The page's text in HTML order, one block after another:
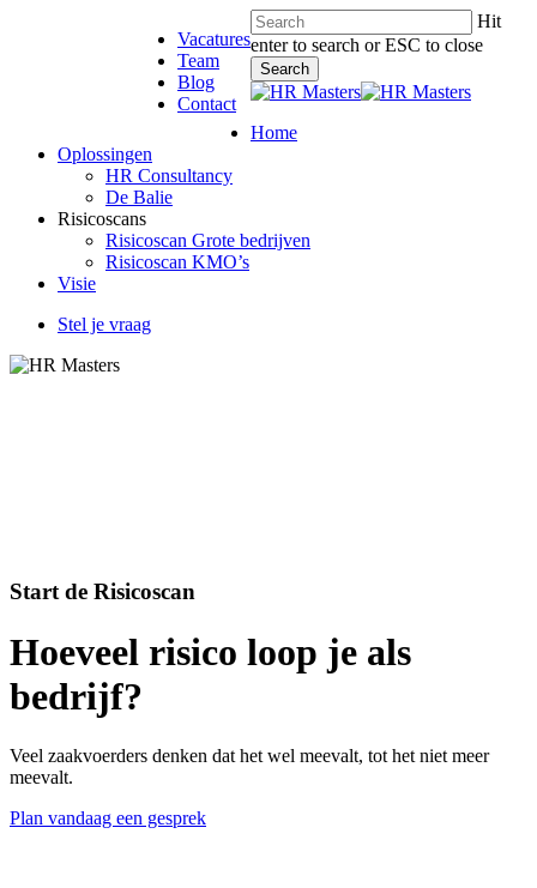
Vacatures
Team
Blog
Contact
Hit
enter to search or ESC to close
Search
Close
Menu
Home
Oplossingen
HR Consultancy
De Balie
Risicoscans
Risicoscan Grote bedrijven
Risicoscan KMO’s
Visie
Stel je vraag
Start de Risicoscan
Hoeveel risico loop je als
bedrijf?
Veel zaakvoerders denken dat het wel meevalt, tot het niet meer
meevalt.
Plan vandaag een gesprek